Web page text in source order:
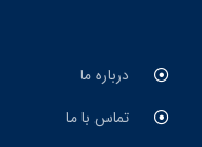
درباره ما
تماس با ما